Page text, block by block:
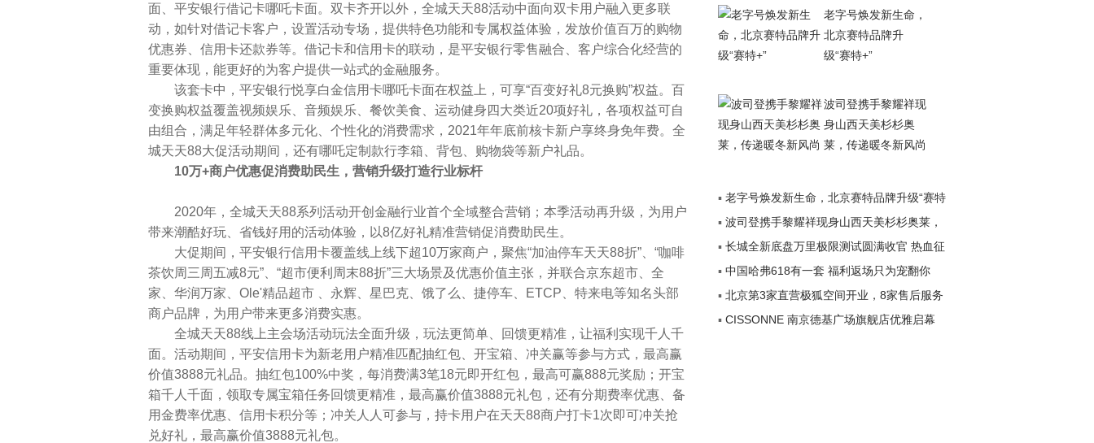
老字号焕发新生命，
北京赛特品牌升
级“赛特+”
波司登携手黎耀祥现
身山西天美杉杉奥
莱，传递暖冬新风尚
▪ 老字号焕发新生命，北京赛特品牌升级“赛特
+”
▪ 波司登携手黎耀祥现身山西天美杉杉奥莱，
传递暖冬新风尚
▪ 长城全新底盘万里极限测试圆满收官 热血征
途淬炼极致性能
▪ 中国哈弗618有一套 福利返场只为宠翻你
▪ 北京第3家直营极狐空间开业，8家售后服务
覆盖全城
▪ CISSONNE 南京德基广场旗舰店优雅启幕
面、平安银行借记卡哪吒卡面。双卡齐开以外，全城天天88活动中面向双卡用户融入更多联
动，如针对借记卡客户，设置活动专场，提供特色功能和专属权益体验，发放价值百万的购物
优惠券、信用卡还款券等。借记卡和信用卡的联动，是平安银行零售融合、客户综合化经营的
重要体现，能更好的为客户提供一站式的金融服务。
该套卡中，平安银行悦享白金信用卡哪吒卡面在权益上，可享“百变好礼8元换购”权益。百
变换购权益覆盖视频娱乐、音频娱乐、餐饮美食、运动健身四大类近20项好礼，各项权益可自
由组合，满足年轻群体多元化、个性化的消费需求，2021年年底前核卡新户享终身免年费。全
城天天88大促活动期间，还有哪吒定制款行李箱、背包、购物袋等新户礼品。
10万+商户优惠促消费助民生，营销升级打造行业标杆
2020年，全城天天88系列活动开创金融行业首个全域整合营销；本季活动再升级，为用户
带来潮酷好玩、省钱好用的活动体验，以8亿好礼精准营销促消费助民生。
大促期间，平安银行信用卡覆盖线上线下超10万家商户，聚焦“加油停车天天88折”、“咖啡
茶饮周三周五减8元”、“超市便利周末88折”三大场景及优惠价值主张，并联合京东超市、全
家、华润万家、Ole'精品超市 、永辉、星巴克、饿了么、捷停车、ETCP、特来电等知名头部
商户品牌，为用户带来更多消费实惠。
全城天天88线上主会场活动玩法全面升级，玩法更简单、回馈更精准，让福利实现千人千
面。活动期间，平安信用卡为新老用户精准匹配抽红包、开宝箱、冲关赢等参与方式，最高赢
价值3888元礼品。抽红包100%中奖，每消费满3笔18元即开红包，最高可赢888元奖励；开宝
箱千人千面，领取专属宝箱任务回馈更精准，最高赢价值3888元礼包，还有分期费率优惠、备
用金费率优惠、信用卡积分等；冲关人人可参与，持卡用户在天天88商户打卡1次即可冲关抢
兑好礼，最高赢价值3888元礼包。